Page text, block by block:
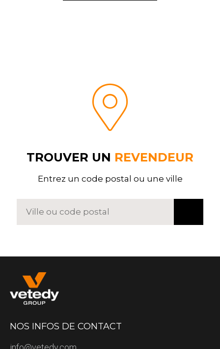
TROUVER UN REVENDEUR
Entrez un code postal ou une ville
NOS INFOS DE CONTACT